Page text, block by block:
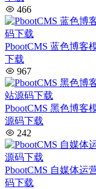
466
PbootCMS 蓝色博客
下载
967
PbootCMS 黑色博客
源码下载
242
PbootCMS 自媒体运
码下载